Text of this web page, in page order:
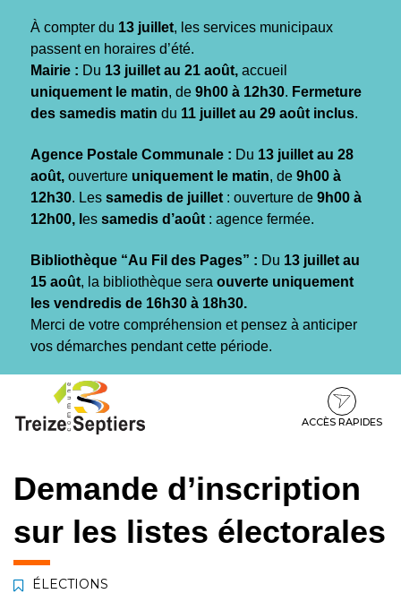
À compter du 13 juillet, les services municipaux
passent en horaires d’été.
Mairie : Du 13 juillet au 21 août, accueil
uniquement le matin, de 9h00 à 12h30. Fermeture
des samedis matin du 11 juillet au 29 août inclus.
Agence Postale Communale : Du 13 juillet au 28
août, ouverture uniquement le matin, de 9h00 à
12h30. Les samedis de juillet : ouverture de 9h00 à
12h00, l es samedis d’août : agence fermée.
Bibliothèque “Au Fil des Pages” : Du 13 juillet au
15 août, la bibliothèque sera ouverte uniquement
les vendredis de 16h30 à 18h30.
Merci de votre compréhension et pensez à anticiper
vos démarches pendant cette période.
contenu
pied
ACCÈS RAPIDES
Demande d’inscription
sur les listes électorales
ÉLECTIONS